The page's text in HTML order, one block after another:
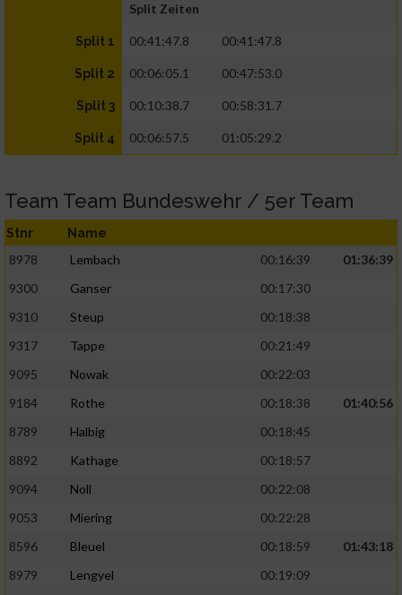
Split Zeiten
Split 1 00:41:47.8 00:41:47.8
Split 2 00:06:05.1 00:47:53.0
Split 3 00:10:38.7 00:58:31.7
Split 4 00:06:57.5 01:05:29.2
Team Team Bundeswehr / 5er Team
Stnr Name
8978 Lembach 00:16:39
01:36:39
9300
Ganser
00:17:30
9310
Steup
00:18:38
9317
Tappe
00:21:49
9095
Nowak
00:22:03
9184
Rothe 00:18:38
01:40:56
8789
Halbig
00:18:45
8892
Kathage
00:18:57
9094
Noll
00:22:08
9053
Miering
00:22:28
8596
Bleuel 00:18:59
01:43:18
8979
Lengyel
00:19:09